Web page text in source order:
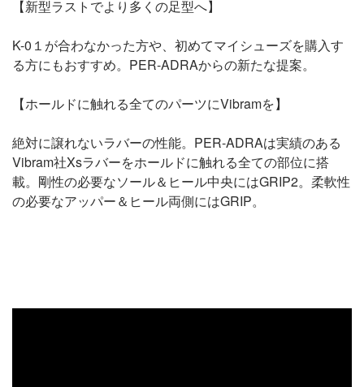
【新型ラストでより多くの足型へ】
K-0１が合わなかった方や、初めてマイシューズを購入す
る方にもおすすめ。PER-ADRAからの新たな提案。
【ホールドに触れる全てのパーツにVibramを】
絶対に譲れないラバーの性能。PER-ADRAは実績のある
Vibram社Xsラバーをホールドに触れる全ての部位に搭
載。剛性の必要なソール＆ヒール中央にはGRIP2。柔軟性
の必要なアッパー＆ヒール両側にはGRIP。